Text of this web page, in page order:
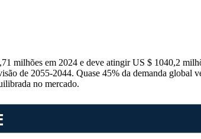
milhões em 2024 e deve atingir US $ 1040,2
de 2055-2044. Quase 45% da demanda
no mercado.